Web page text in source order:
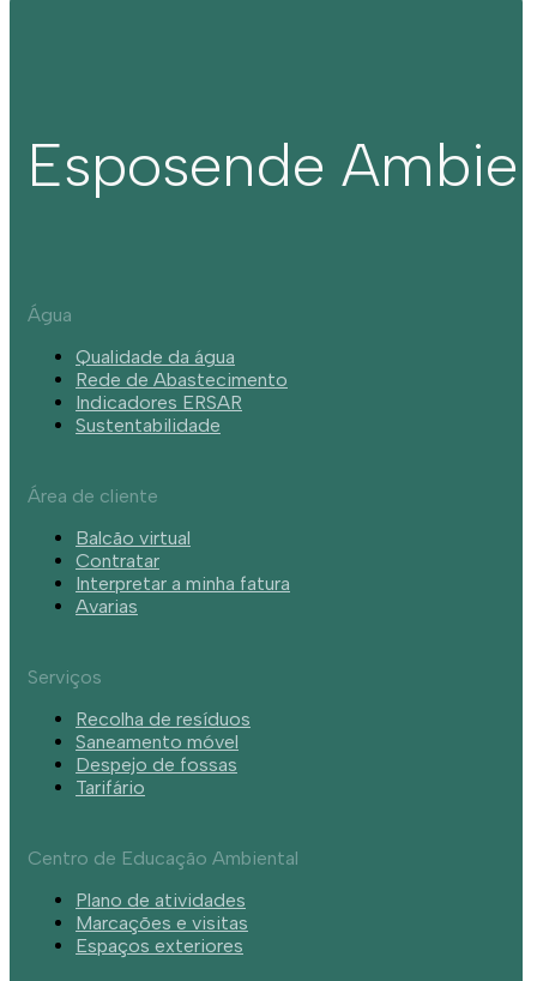
Esposende
Água
Qualidade da água
Rede de Abastecimento
Indicadores ERSAR
Sustentabilidade
Área de cliente
Balcão virtual
Contratar
Interpretar a minha fatura
Avarias
Serviços
Recolha de resíduos
Saneamento móvel
Despejo de fossas
Tarifário
Centro de Educação Ambiental
Plano de atividades
Marcações e visitas
Espaços exteriores